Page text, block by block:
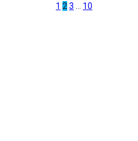
1 2 3 10